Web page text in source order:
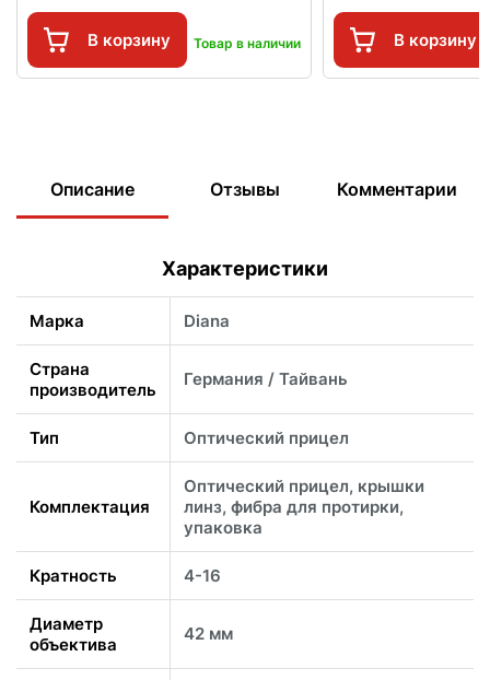
В корзину Товар в наличии В корзину
Описание Отзывы Комментарии
Характеристики
Марка Diana
Страна
производитель
Германия / Тайвань
Тип Оптический прицел
Комплектация
Оптический прицел, крышки
линз, фибра для протирки,
упаковка
Кратность 4-16
Диаметр
объектива
42 мм